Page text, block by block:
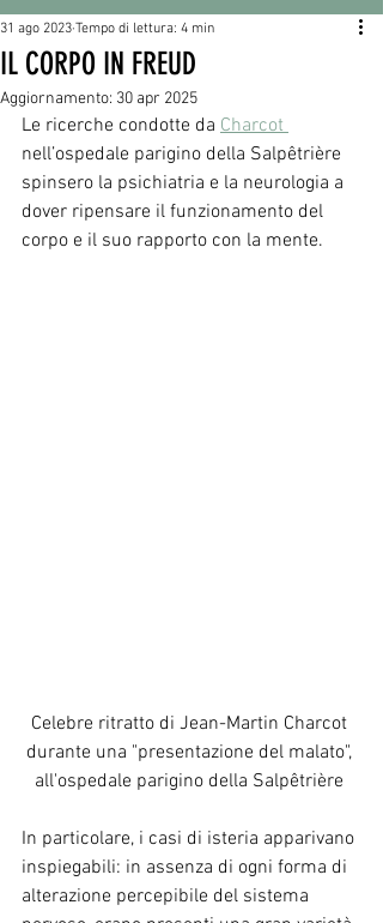
IL CORPO IN FREUD
31 ago 2023 Tempo di lettura: 4 min
Aggiornamento: 30 apr 2025
Le ricerche condotte da Charcot
nell’ospedale parigino della Salpêtrière
spinsero la psichiatria e la neurologia a
dover ripensare il funzionamento del
corpo e il suo rapporto con la mente.
Celebre ritratto di Jean-Martin Charcot
durante una "presentazione del malato",
all'ospedale parigino della Salpêtrière
In particolare, i casi di isteria apparivano
inspiegabili: in assenza di ogni forma di
alterazione percepibile del sistema